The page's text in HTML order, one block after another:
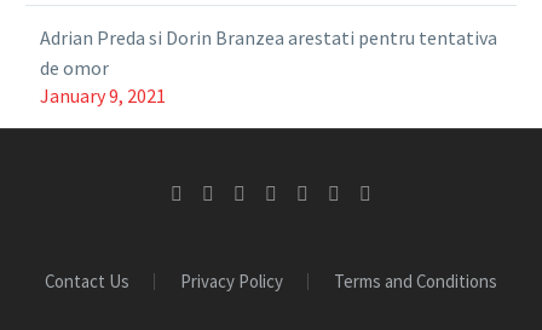
Adrian Preda si Dorin Branzea arestati pentru tentativa
de omor
January 9, 2021
Contact Us Privacy Policy Terms and Conditions